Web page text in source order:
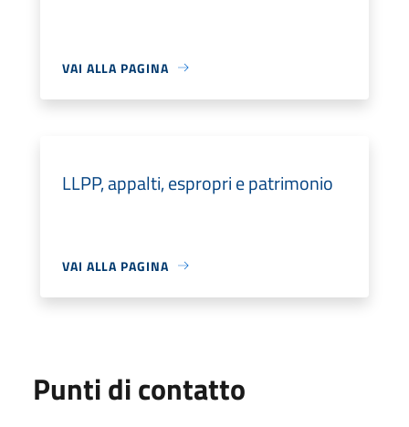
VAI ALLA PAGINA
LLPP, appalti, espropri e patrimonio
VAI ALLA PAGINA
Punti di contatto